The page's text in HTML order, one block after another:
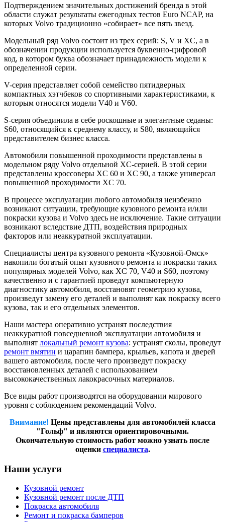
Подтверждением значительных достижений бренда в этой
области служат результаты ежегодных тестов Euro NCAP, на
которых Volvo традиционно «собирает» все пять звезд.
Модельный ряд Volvo состоит из трех серий: S, V и XC, а в
обозначении продукции используется буквенно-цифровой
код, в котором буква обозначает принадлежность модели к
определенной серии.
V-серия представляет собой семейство пятидверных
компактных хэтчбеков со спортивными характеристиками, к
которым относятся модели V40 и V60.
S-серия объединила в себе роскошные и элегантные седаны:
S60, относящийся к среднему классу, и S80, являющийся
представителем бизнес класса.
Автомобили повышенной проходимости представлены в
модельном ряду Volvo отдельной XC-серией. В этой серии
представлены кроссоверы XC 60 и XC 90, а также универсал
повышенной проходимости XC 70.
В процессе эксплуатации любого автомобиля неизбежно
возникают ситуации, требующие кузовного ремонта и/или
покраски кузова и Volvo здесь не исключение. Такие ситуации
возникают вследствие ДТП, воздействия природных
факторов или неаккуратной эксплуатации.
Специалисты центра кузовного ремонта «Кузовной-Омск»
накопили богатый опыт кузовного ремонта и покраски таких
популярных моделей Volvo, как XC 70, V40 и S60, поэтому
качественно и с гарантией проведут компьютерную
диагностику автомобиля, восстановят геометрию кузова,
произведут замену его деталей и выполнят как покраску всего
кузова, так и его отдельных элементов.
Наши мастера оперативно устранят последствия
неаккуратной повседневной эксплуатации автомобиля и
выполнят локальный ремонт кузова: устранят сколы, проведут
ремонт вмятин и царапин бампера, крыльев, капота и дверей
вашего автомобиля, после чего произведут покраску
восстановленных деталей с использованием
высококачественных лакокрасочных материалов.
Все виды работ производятся на оборудовании мирового
уровня с соблюдением рекомендаций Volvo.
Внимание! Цены представлены для автомобилей класса
"Гольф" и являются ориентировочными.
Окончательную стоимость работ можно узнать после
оценки специалиста.
Наши услуги
Кузовной ремонт
Кузовной ремонт после ДТП
Покраска автомобиля
Ремонт и покраска бамперов